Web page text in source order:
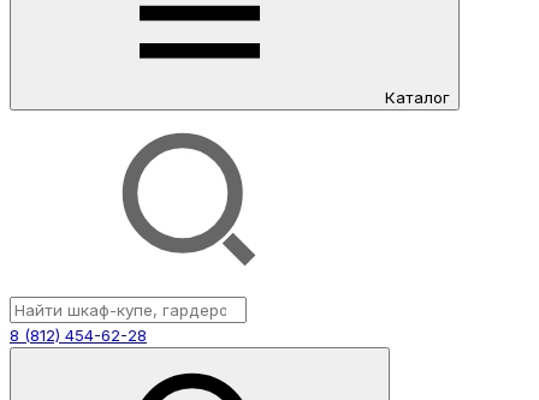
Каталог
8 (812) 454-62-28